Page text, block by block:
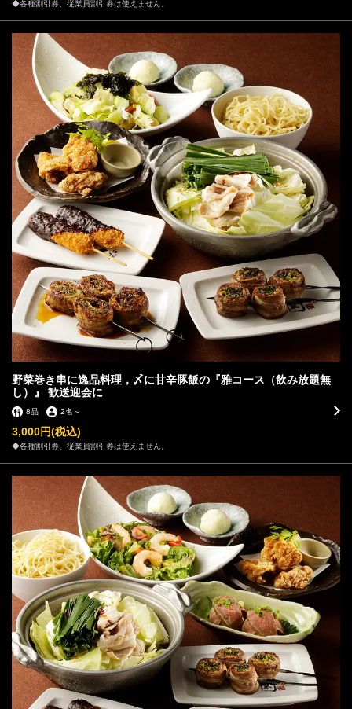
◆各種割引券、従業員割引券は使えません。
野菜巻き串に逸品料理，〆に甘辛豚飯の『雅コース（飲み放題無
し）』 歓送迎会に
8品 2名 ～
3,000円(税込)
◆各種割引券、従業員割引券は使えません。